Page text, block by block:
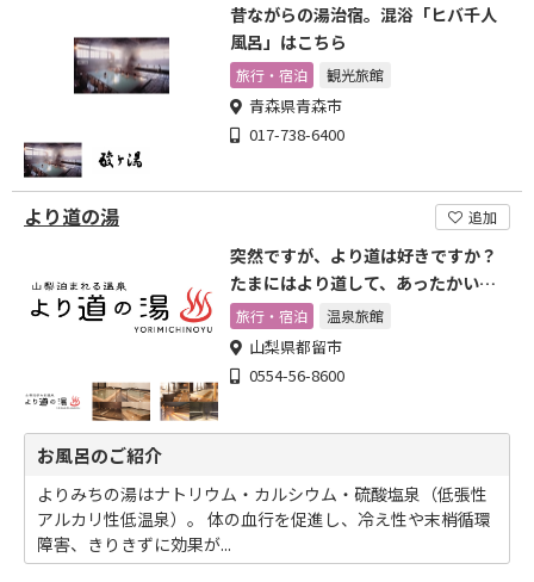
昔ながらの湯治宿。混浴「ヒバ千人
風呂」はこちら
旅行・宿泊 観光旅館
青森県青森市
017-738-6400
より道の湯 追加
突然ですが、より道は好きですか？
たまにはより道して、あったかい温
泉なんかどうですか？
旅行・宿泊 温泉旅館
山梨県都留市
0554-56-8600
お風呂のご紹介
よりみちの湯はナトリウム・カルシウム・硫酸塩泉（低張性
アルカリ性低温泉）。 体の血行を促進し、冷え性や末梢循環
障害、きりきずに効果が...